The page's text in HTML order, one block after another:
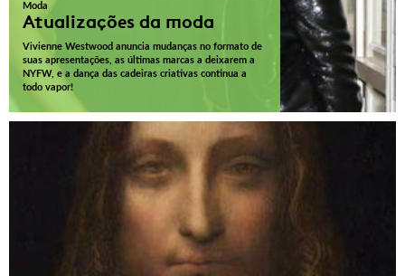
Moda
Atualizações da moda
Vivienne Westwood anuncia mudanças no formato de
suas apresentações, as últimas marcas a deixarem a
NYFW, e a dança das cadeiras criativas continua a
todo vapor!